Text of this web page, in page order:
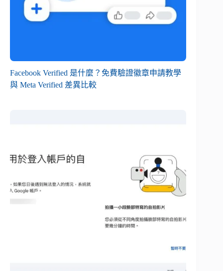
Facebook Verified 是什麼？免費驗證徽章申請教學
與 Meta Verified 差異比較